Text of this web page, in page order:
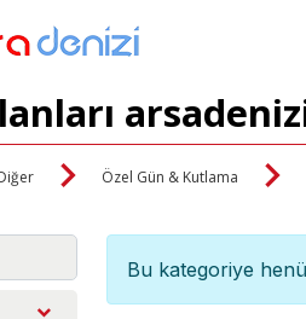
Özel Gün & Kutlama
Bu kategoriye